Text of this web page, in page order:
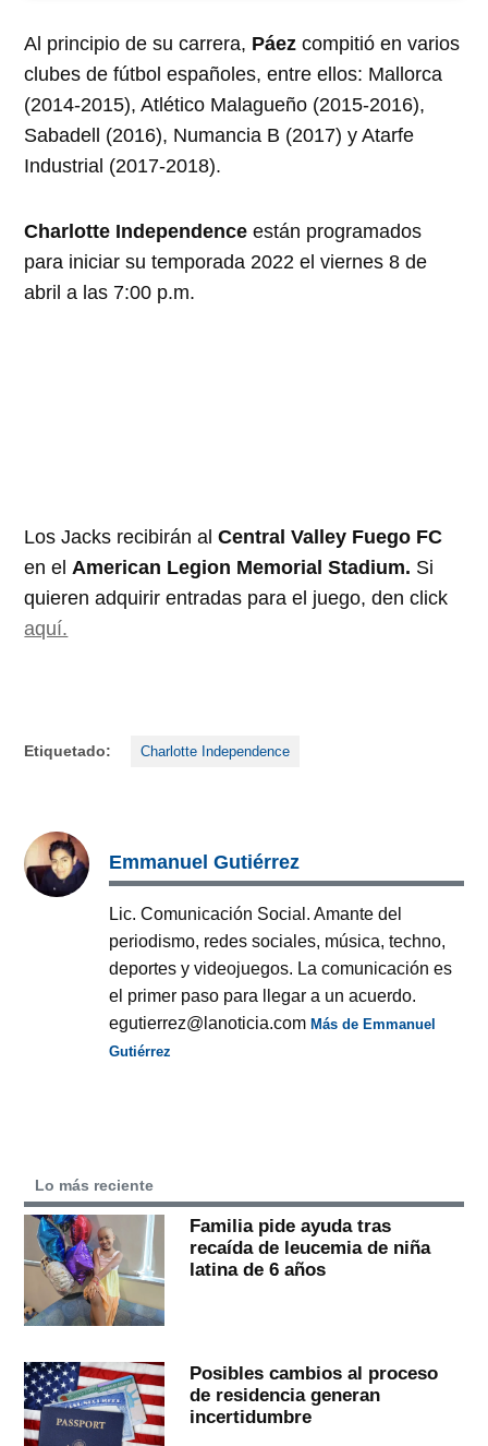
Al principio de su carrera, Páezcompitió en varios
clubes de fútbol españoles, entre ellos: Mallorca
(2014-2015), Atlético Malagueño (2015-2016),
Sabadell (2016), Numancia B (2017) y Atarfe
Industrial (2017-2018).
Charlotte Independence están programados
para iniciar su temporada 2022 el viernes 8 de
abril a las 7:00 p.m.
Los Jacks recibirán alCentral Valley Fuego FC
en el American Legion Memorial Stadium. Si
quieren adquirir entradas para el juego, den click
aquí.
Etiquetado: Charlotte Independence
Emmanuel Gutiérrez
Lic. Comunicación Social. Amante del
periodismo, redes sociales, música, techno,
deportes y videojuegos. La comunicación es
el primer paso para llegar a un acuerdo.
egutierrez@lanoticia.comMás de Emmanuel
Gutiérrez
Lo más reciente
Familia pide ayuda tras
recaída de leucemia de niña
latina de 6 años
Posibles cambios al proceso
de residencia generan
incertidumbre